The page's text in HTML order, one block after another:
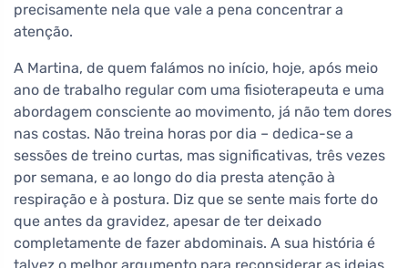
precisamente nela que vale a pena concentrar a
atenção.
A Martina, de quem falámos no início, hoje, após meio
ano de trabalho regular com uma fisioterapeuta e uma
abordagem consciente ao movimento, já não tem dores
nas costas. Não treina horas por dia – dedica-se a
sessões de treino curtas, mas significativas, três vezes
por semana, e ao longo do dia presta atenção à
respiração e à postura. Diz que se sente mais forte do
que antes da gravidez, apesar de ter deixado
completamente de fazer abdominais. A sua história é